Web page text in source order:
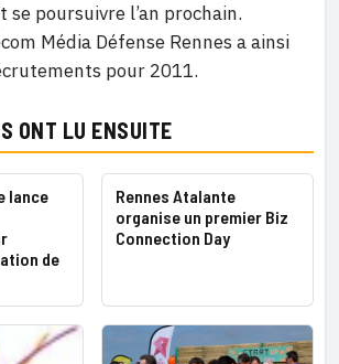
poursuivre l’an prochain.
Média Défense Rennes a ainsi
pour 2011.
ONT LU ENSUITE
lance
de
Rennes Atalante
organise un premier Biz
Connection Day